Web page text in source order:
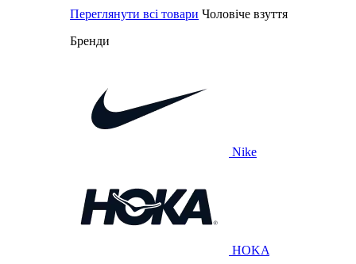
Переглянути всі товари Чоловіче взуття
Бренди
Nike
HOKA